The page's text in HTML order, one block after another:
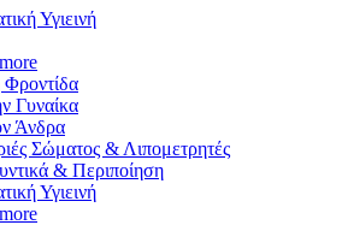
Υγιεινή
Γυναίκα
Άνδρα
Σώματος & Λιπομετρητές
& Περιποίηση
Υγιεινή